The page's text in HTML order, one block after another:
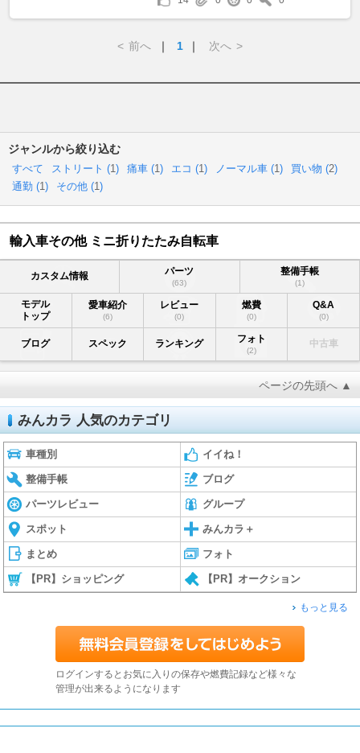
< 前へ ｜ 1 ｜ 次へ >
ジャンルから絞り込む
すべて ストリート (1) 痛車 (1) エコ (1) ノーマル車 (1) 買い物 (2)
通勤 (1) その他 (1)
輸入車その他 ミニ折りたたみ自転車
カスタム情報 パーツ
(63)
整備手帳
(1)
モデル
トップ
愛車紹介
(6)
レビュー
(0)
燃費
(0)
Q&A
(0)
ブログ スペック ランキング フォト
(2)
中古車
ページの先頭へ ▲
みんカラ 人気のカテゴリ
車種別 イイね！
整備手帳 ブログ
パーツレビュー グループ
スポット みんカラ＋
まとめ フォト
【PR】ショッピング 【PR】オークション
もっと見る
ログインするとお気に入りの保存や燃費記録など様々な
管理が出来るようになります